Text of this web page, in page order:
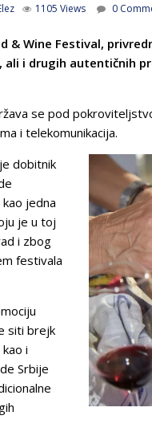
1105 Views 0
& Wine Festival,
i drugih autentičnih
se pod
i telekomunikacija.
dobitnik
jedna
je u toj
i zbog
festivala
siti brejk
i
Srbije